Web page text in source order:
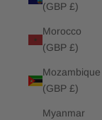
(GBP £)
Morocco
(GBP £)
Mozambique
(GBP £)
Myanmar